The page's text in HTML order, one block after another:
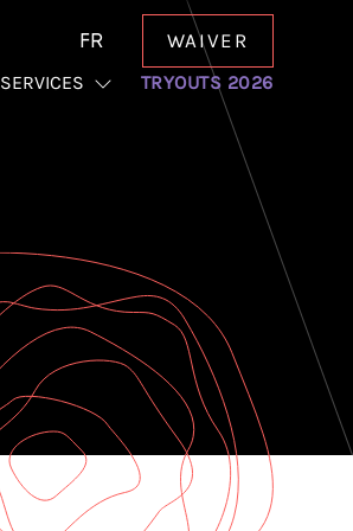
FR
WAIVER
SERVICES TRYOUTS 2026